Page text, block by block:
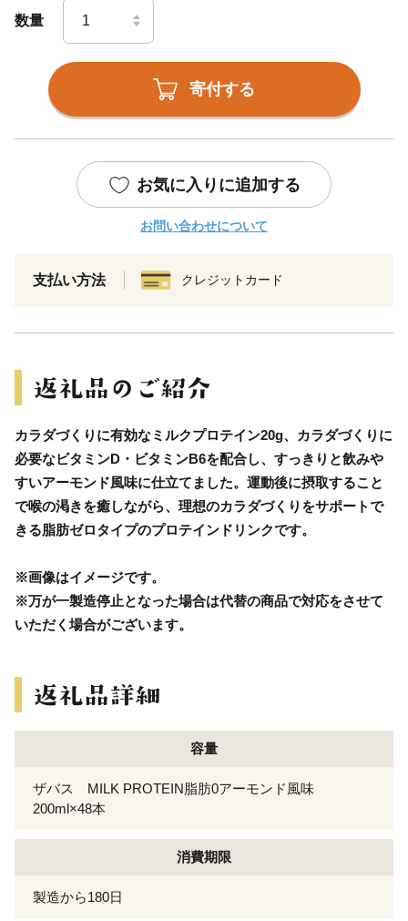
数量
寄付する
お気に入りに追加する
お問い合わせについて
支払い方法 クレジットカード
カラダづくりに有効なミルクプロテイン20g、カラダづくりに
必要なビタミンD・ビタミンB6を配合し、すっきりと飲みや
すいアーモンド風味に仕立てました。運動後に摂取すること
で喉の渇きを癒しながら、理想のカラダづくりをサポートで
きる脂肪ゼロタイプのプロテインドリンクです。
※画像はイメージです。
※万が一製造停止となった場合は代替の商品で対応をさせて
いただく場合がございます。
容量
ザバス MILK PROTEIN脂肪0アーモンド風味
200ml×48本
消費期限
製造から180日